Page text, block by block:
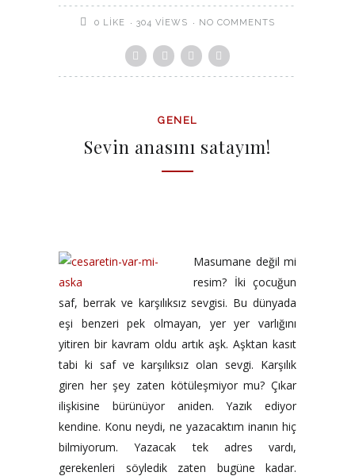
0 LIKE 304 VIEWS NO COMMENTS
GENEL
Sevin anasını satayım!
Masumane değil mi
resim? İki çocuğun
saf, berrak ve karşılıksız sevgisi. Bu dünyada
eşi benzeri pek olmayan, yer yer varlığını
yitiren bir kavram oldu artık aşk. Aşktan kasıt
tabi ki saf ve karşılıksız olan sevgi. Karşılık
giren her şey zaten kötüleşmiyor mu? Çıkar
ilişkisine bürünüyor aniden. Yazık ediyor
kendine. Konu neydi, ne yazacaktım inanın hiç
bilmiyorum. Yazacak tek adres vardı,
gerekenleri söyledik zaten bugüne kadar.